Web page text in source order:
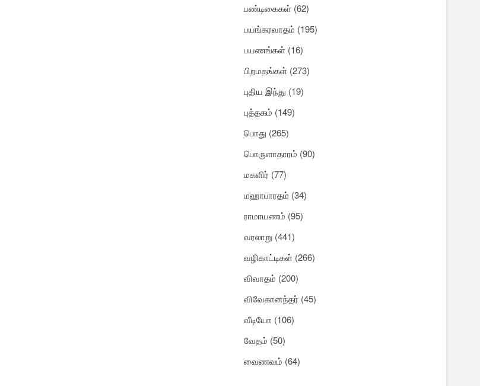
பண்டிகைகள் (62)
பயங்கரவாதம் (195)
பயணங்கள் (16)
பிறமதங்கள் (273)
புதிய இந்து (19)
புத்தகம் (149)
பொது (265)
பொருளாதாரம் (90)
மகளிர் (77)
மஹாபாரதம் (34)
ராமாயணம் (95)
வரலாறு (441)
வழிகாட்டிகள் (266)
விவாதம் (200)
விவேகானந்தர் (45)
வீடியோ (106)
வேதம் (50)
வைணவம் (64)